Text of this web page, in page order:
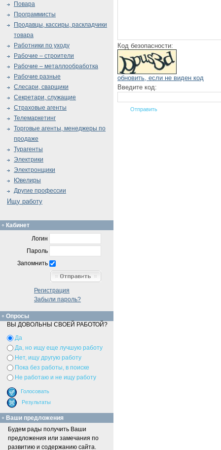
Код безопасности:
обновить, если не виден код
Введите код:
Повара
Программисты
Продавцы, кассиры, раскладчики
товара
Работники по уходу
Рабочие – строители
Рабочие – металлообработка
Рабочие разные
Слесари, сварщики
Секретари, служащие
Страховые агенты
Телемаркетинг
Торговые агенты, менеджеры по
продаже
Турагенты
Электрики
Электронщики
Ювелиры
Другие профессии
Ищу работу
Кабинет
Логин
Пароль
Запомнить
Регистрация
Забыли пароль?
Опросы
ВЫ ДОВОЛЬНЫ СВОЕЙ РАБОТОЙ?
Да
Да, но ищу еще лучшую работу
Нет, ищу другую работу
Пока без работы, в поиске
Не работаю и не ищу работу
Ваши предложения
Будем рады получить Ваши
предложения или замечания по
развитию и содержанию сайта.